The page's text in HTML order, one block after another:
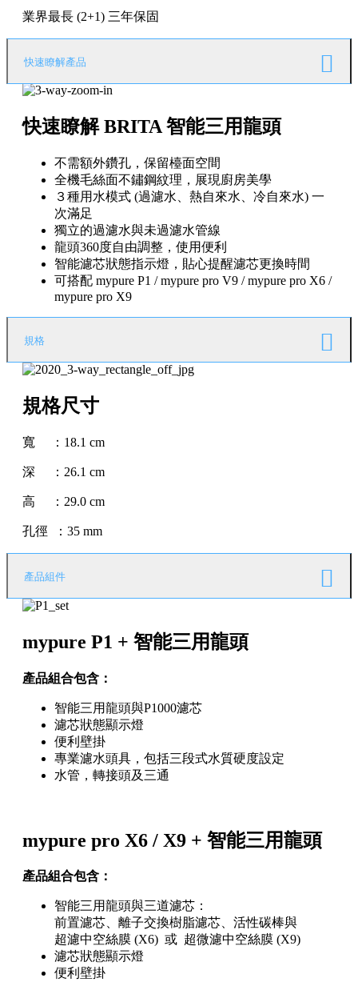
業界最長 (2+1) 三年保固
快速瞭解產品
快速瞭解 BRITA 智能三用龍頭
不需額外鑽孔，保留檯面空間
全機毛絲面不鏽鋼紋理，展現廚房美學
３種用水模式 (過濾水、熱自來水、冷自來水) 一
次滿足
獨立的過濾水與未過濾水管線
龍頭360度自由調整，使用便利
智能濾芯狀態指示燈，貼心提醒濾芯更換時間
可搭配 mypure P1 / mypure pro V9 / mypure pro X6 /
mypure pro X9
規格
規格尺寸
寬 ：18.1 cm
深 ：26.1 cm
高 ：29.0 cm
孔徑 ：35 mm
產品組件
mypure P1 + 智能三用龍頭
產品組合包含：
智能三用龍頭與P1000濾芯
濾芯狀態顯示燈
便利壁掛
專業濾水頭具，包括三段式水質硬度設定
水管，轉接頭及三通
mypure pro X6 / X9 + 智能三用龍頭
產品組合包含：
智能三用龍頭與三道濾芯：
前置濾芯、離子交換樹脂濾芯、活性碳棒與
超濾中空絲膜 (X6) 或 超微濾中空絲膜 (X9)
濾芯狀態顯示燈
便利壁掛